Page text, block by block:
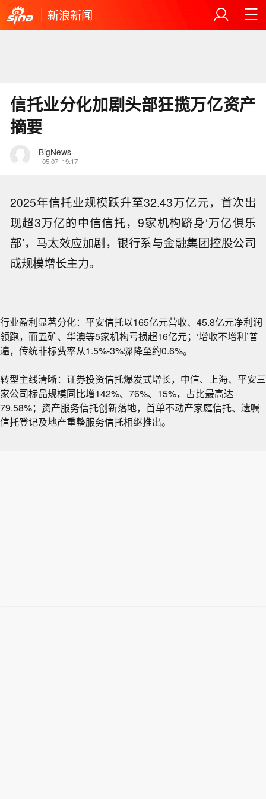
新浪新闻
信托业分化加剧头部狂揽万亿资产
摘要
BigNews
05.07 19:17
2025年信托业规模跃升至32.43万亿元，首次出
现超3万亿的中信信托，9家机构跻身‘万亿俱乐
部’，马太效应加剧，银行系与金融集团控股公司
成规模增长主力。
行业盈利显著分化：平安信托以165亿元营收、45.8亿元净利润
领跑，而五矿、华澳等5家机构亏损超16亿元；‘增收不增利’普
遍，传统非标费率从1.5%-3%骤降至约0.6%。
转型主线清晰：证券投资信托爆发式增长，中信、上海、平安三
家公司标品规模同比增142%、76%、15%，占比最高达
79.58%；资产服务信托创新落地，首单不动产家庭信托、遗嘱
信托登记及地产重整服务信托相继推出。